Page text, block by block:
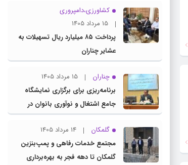
کشاورزی،دامپروری
15 مرداد 1405
پرداخت ۸۵ میلیارد ریال تسهیلات به
عشایر چناران
چناران
15 مرداد 1405
برنامه‌ریزی برای برگزاری نمایشگاه
جامع اشتغال و نوآوری بانوان در
چناران
گلمکان
14 مرداد 1405
مجتمع خدمات رفاهی و پمپ‌بنزین
گلمکان تا دهه فجر به بهره‌برداری